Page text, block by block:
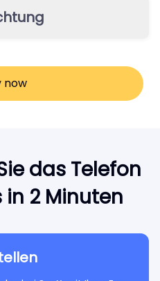
Chats aus
Messenger, LINE und
Sie alle App-Daten
now
das Telefon
in 2 Minuten